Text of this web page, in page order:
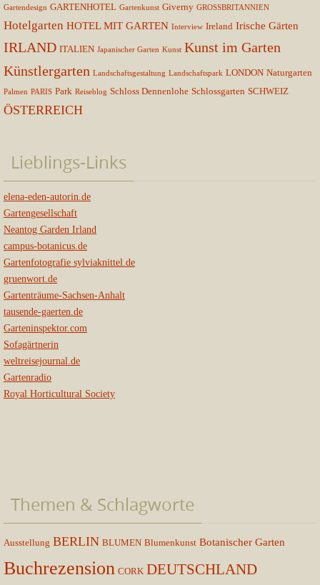
Gartendesign GARTENHOTEL Gartenkunst Giverny GROSSBRITANNIEN
Hotelgarten HOTEL MIT GARTEN Interview Ireland Irische Gärten
IRLAND ITALIEN Japanischer Garten Kunst Kunst im Garten
Künstlergarten Landschaftsgestaltung Landschaftspark LONDON Naturgarten
Palmen PARIS Park Reiseblog Schloss Dennenlohe Schlossgarten SCHWEIZ
ÖSTERREICH
Lieblings-Links
elena-eden-autorin.de
Gartengesellschaft
Neantog Garden Irland
campus-botanicus.de
Gartenfotografie sylviaknittel.de
gruenwort.de
Gartenträume-Sachsen-Anhalt
tausende-gaerten.de
Garteninspektor.com
Sofagärtnerin
weltreisejournal.de
Gartenradio
Royal Horticultural Society
Themen & Schlagworte
Ausstellung BERLIN BLUMEN Blumenkunst Botanischer Garten
Buchrezension CORK DEUTSCHLAND